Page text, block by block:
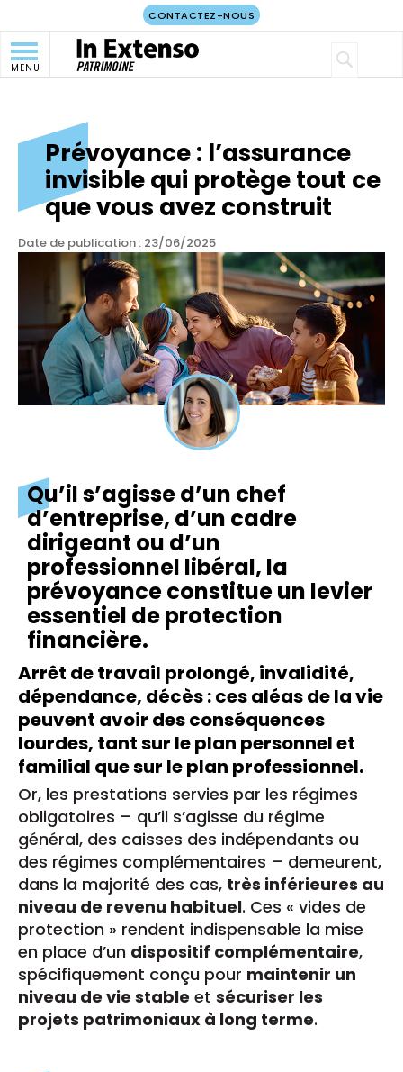
MENU
CONTACTEZ-NOUS
2 MIN.
Prévoyance : l’assurance
invisible qui protège tout ce
que vous avez construit
Date de publication : 23/06/2025
Qu’il s’agisse d’un chef
d’entreprise, d’un cadre
dirigeant ou d’un
professionnel libéral, la
prévoyance constitue un levier
essentiel de protection
financière.
Arrêt de travail prolongé, invalidité,
dépendance, décès : ces aléas de la vie
peuvent avoir des conséquences
lourdes, tant sur le plan personnel et
familial que sur le plan professionnel.
Or, les prestations servies par les régimes
obligatoires – qu’il s’agisse du régime
général, des caisses des indépendants ou
des régimes complémentaires – demeurent,
dans la majorité des cas, très inférieures au
niveau de revenu habituel. Ces « vides de
protection » rendent indispensable la mise
en place d’un dispositif complémentaire,
spécifiquement conçu pour maintenir un
niveau de vie stable et sécuriser les
projets patrimoniaux à long terme.